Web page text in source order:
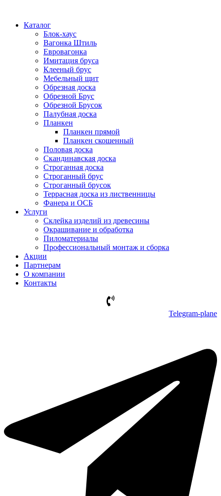
Каталог
Блок-хаус
Вагонка Штиль
Евровагонка
Имитация бруса
Клееный брус
Мебельный щит
Обрезная доска
Обрезной Брус
Обрезной Брусок
Палубная доска
Планкен
Планкен прямой
Планкен скошенный
Половая доска
Скандинавская доска
Строганная доска
Строганный брус
Строганный брусок
Террасная доска из лиственницы
Фанера и ОСБ
Услуги
Склейка изделий из древесины
Окрашивание и обработка
Пиломатериалы
Профессиональный монтаж и сборка
Акции
Партнерам
О компании
Контакты
Telegram-plane